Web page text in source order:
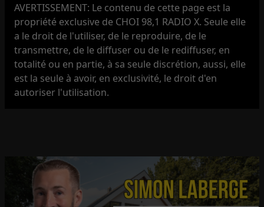
AVERTISSEMENT: Le contenu de cette page est la
propriété exclusive de CHOI 98,1 RADIO X. Seule elle
a le droit de l'utiliser, de le reproduire, de le
transmettre, de le diffuser ou de le rediffuser, en
totalité ou en partie, à sa seule discrétion, aussi, elle
est la seule à avoir, en exclusivité, le droit d'en
autoriser l'utilisation.